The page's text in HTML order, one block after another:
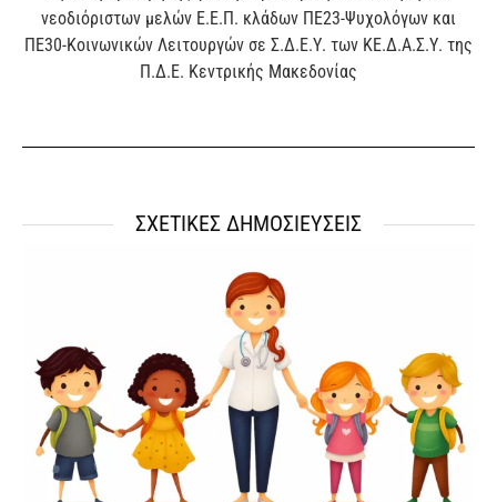
νεοδιόριστων μελών Ε.Ε.Π. κλάδων ΠΕ23-Ψυχολόγων και
ΠΕ30-Κοινωνικών Λειτουργών σε Σ.Δ.Ε.Υ. των ΚΕ.Δ.Α.Σ.Υ. της
Π.Δ.Ε. Κεντρικής Μακεδονίας
ΣΧΕΤΙΚΕΣ ΔΗΜΟΣΙΕΥΣΕΙΣ